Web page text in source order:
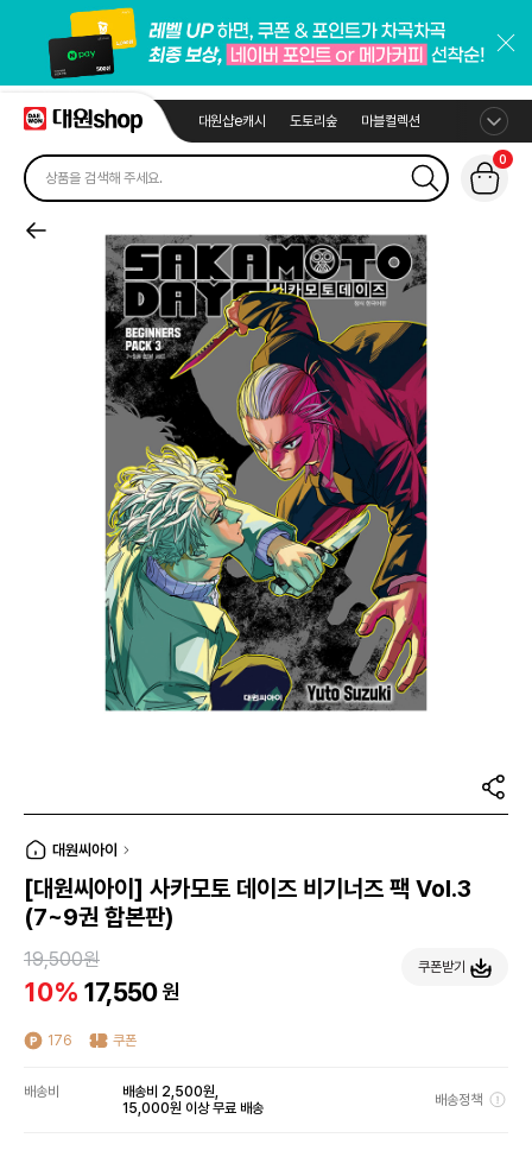
대원샵e캐시 도토리숲 마블컬렉션
0
대원씨아이
[대원씨아이] 사카모토 데이즈 비기너즈 팩 Vol.3
(7~9권 합본판)
19,500원
10% 17,550원
쿠폰받기
176 쿠폰
배송비
배송비 2,500원,
15,000원 이상 무료 배송
배송정책